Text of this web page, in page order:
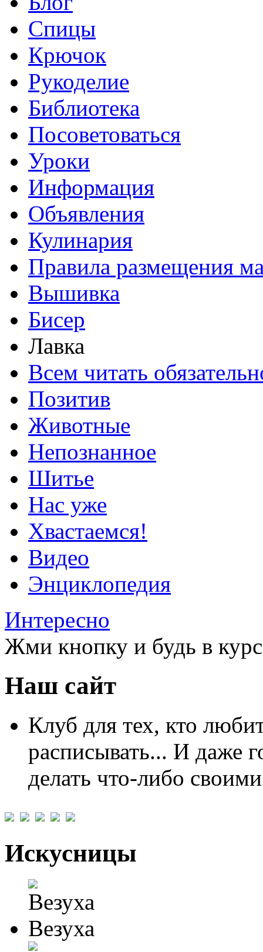
Спицы
Крючок
Рукоделие
Библиотека
Посоветоваться
Уроки
Информация
Объявления
Кулинария
Правила размещения
Вышивка
Бисер
Лавка
Всем читать
Позитив
Животные
Непознанное
Шитье
Нас уже
Хвастаемся!
Видео
Энциклопедия
Интересно
Жми кнопку и будь в
Наш сайт
Клуб для тех, кто
расписывать... И даже
делать что-либо
Искусницы